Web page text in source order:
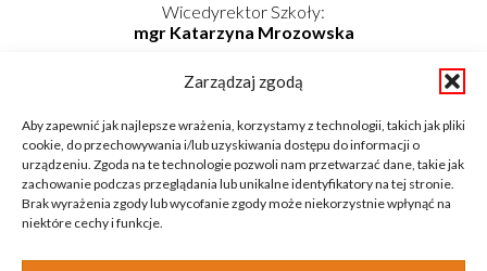
Zarządzaj zgodą
Aby zapewnić jak najlepsze wrażenia, korzystamy z technologii, takich jak pliki
cookie, do przechowywania i/lub uzyskiwania dostępu do informacji o
urządzeniu. Zgoda na te technologie pozwoli nam przetwarzać dane, takie jak
zachowanie podczas przeglądania lub unikalne identyfikatory na tej stronie.
Brak wyrażenia zgody lub wycofanie zgody może niekorzystnie wpłynąć na
niektóre cechy i funkcje.
Wicedyrektor Szkoły:
mgr Katarzyna Mrozowska
mgr Elwira Kołaczyńska-Bogdan
Telefon komórkowy: 798-819-687
E-mail: internat@zsnieckowo.com.pl